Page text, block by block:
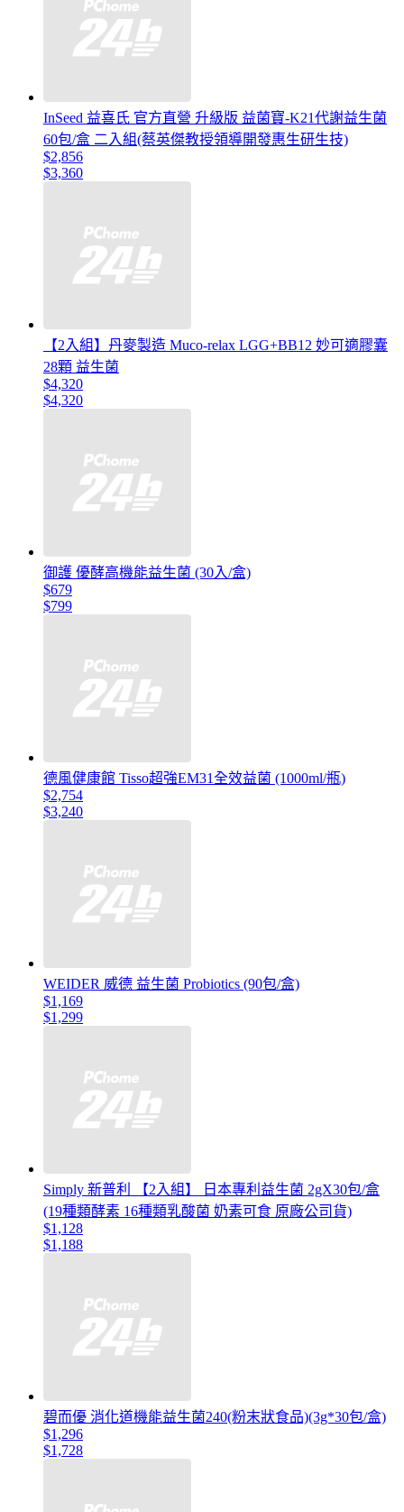
InSeed 益喜氏 官方直營 升級版 益菌寶-K21代謝益生菌
60包/盒 二入組(蔡英傑教授領導開發惠生研生技)
$2,856
$3,360
【2入組】丹麥製造 Muco-relax LGG+BB12 妙可適膠囊
28顆 益生菌
$4,320
$4,320
御護 優酵高機能益生菌 (30入/盒)
$679
$799
德風健康館 Tisso超強EM31全效益菌 (1000ml/瓶)
$2,754
$3,240
WEIDER 威德 益生菌 Probiotics (90包/盒)
$1,169
$1,299
Simply 新普利 【2入組】 日本專利益生菌 2gX30包/盒
(19種類酵素 16種類乳酸菌 奶素可食 原廠公司貨)
$1,128
$1,188
碧而優 消化道機能益生菌240(粉末狀食品)(3g*30包/盒)
$1,296
$1,728